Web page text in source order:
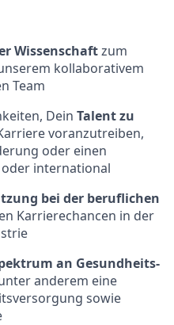
Wissenschaftzum
kollaborativem
Team
Dein Talent zu
voranzutreiben,
oder einen
international
bei der beruflichen
Karrierechancen in der
an Gesundheits-
anderem eine
sowie